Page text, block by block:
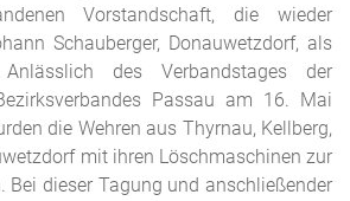
Vorstandschaft, die wieder
Schauberger, Donauwetzdorf, als
des Verbandstages der
Passau am 16. Mai
die Wehren aus Thyrnau, Kellberg,
mit ihren Löschmaschinen zur
Bei dieser Tagung und anschließender